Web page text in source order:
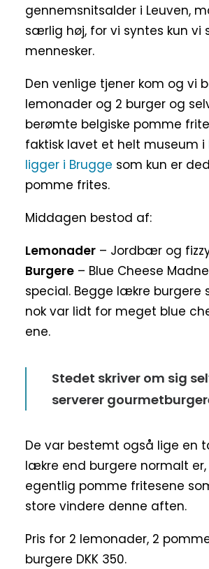
gennemsnitsalder i Leuven,
særlig høj, for vi syntes kun vi
mennesker.
Den venlige tjener kom og vi
lemonader og 2 burger og
berømte belgiske pomme
faktisk lavet et helt museum i
ligger i Brugge som kun er
pomme frites.
Middagen bestod af:
Lemonader – Jordbær og
Burgere – Blue Cheese
special. Begge lækre burgere
nok var lidt for meget blue
ene.
Stedet skriver om sig
serverer
De var bestemt også lige en
lækre end burgere normalt
egentlig pomme fritesene
store vindere denne aften.
Pris for 2 lemonader, 2
burgere DKK 350.